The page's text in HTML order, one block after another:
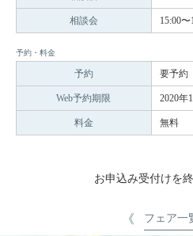
相談会 15:00〜
予約・料金
予約 要予約
Web予約期限 2020年
料金 無料
お申込み受付けを
フェア一